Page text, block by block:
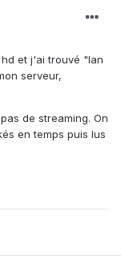
et j'ai trouvé "lan
serveur,
de streaming. On
en temps puis lus